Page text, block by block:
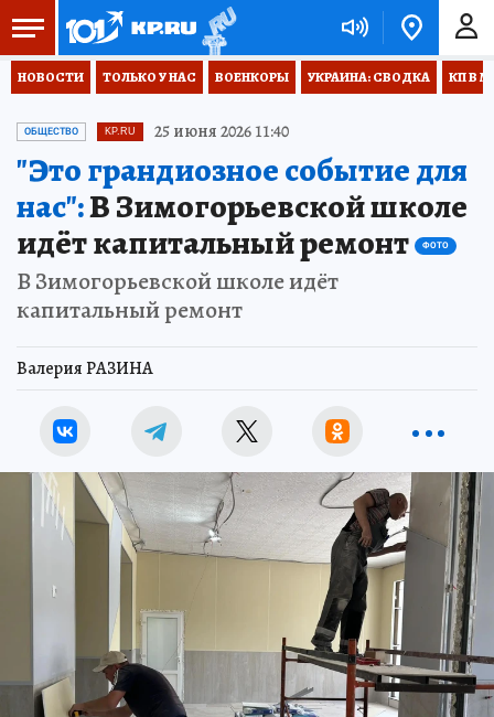
НОВОСТИ ТОЛЬКО У НАС ВОЕНКОРЫ УКРАИНА: СВОДКА КП В
ОБЩЕСТВО KP.RU 25 июня 2026 11:40
"Это грандиозное событие для
нас":В Зимогорьевской школе
идёт капитальный ремонт
ФОТО
В Зимогорьевской школе идёт
капитальный ремонт
Валерия РАЗИНА